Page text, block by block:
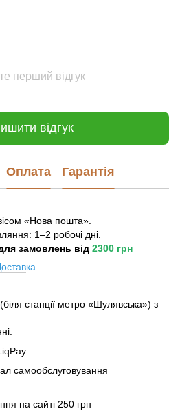
перший відгук
відгук
Оплата Гарантія
«Нова пошта».
1–2 робочі дні.
замовлень від 2300 грн
ка
станції метро «Шулявська») з
самообслуговування
на сайті 250 грн